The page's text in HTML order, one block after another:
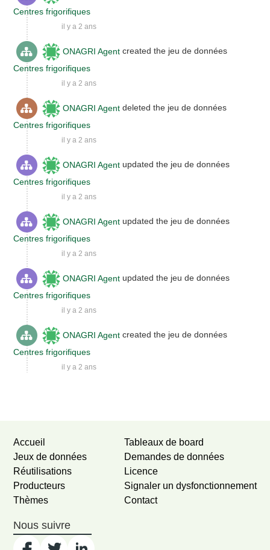
Centres frigorifiques
il y a 2 ans
ONAGRI Agent created the jeu de données
Centres frigorifiques
il y a 2 ans
ONAGRI Agent deleted the jeu de données
Centres frigorifiques
il y a 2 ans
ONAGRI Agent updated the jeu de données
Centres frigorifiques
il y a 2 ans
ONAGRI Agent updated the jeu de données
Centres frigorifiques
il y a 2 ans
ONAGRI Agent updated the jeu de données
Centres frigorifiques
il y a 2 ans
ONAGRI Agent created the jeu de données
Centres frigorifiques
il y a 2 ans
Accueil
Jeux de données
Réutilisations
Producteurs
Thèmes
Tableaux de board
Demandes de données
Licence
Signaler un dysfonctionnement
Contact
Nous suivre